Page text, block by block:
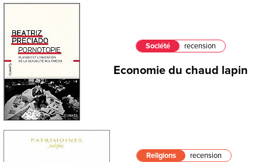
Société recension
Economie du chaud lapin
Religions recension